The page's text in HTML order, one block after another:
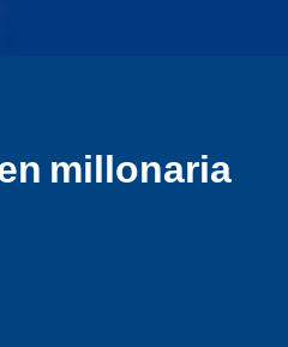
millonaria